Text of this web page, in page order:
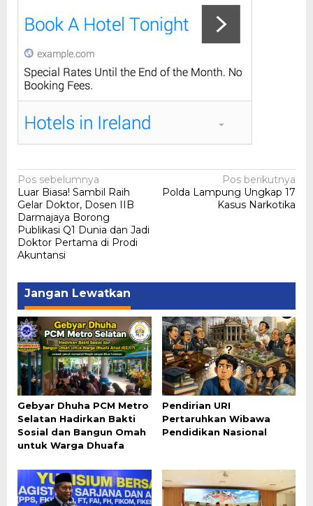
Navigasi
pos
Pos sebelumnya
Luar Biasa! Sambil Raih
Gelar Doktor, Dosen IIB
Darmajaya Borong
Publikasi Q1 Dunia dan Jadi
Doktor Pertama di Prodi
Akuntansi
Pos berikutnya
Polda Lampung Ungkap 17
Kasus Narkotika
Jangan Lewatkan
Gebyar Dhuha PCM Metro
Selatan Hadirkan Bakti
Sosial dan Bangun Omah
untuk Warga Dhuafa
Pendirian URI
Pertaruhkan Wibawa
Pendidikan Nasional